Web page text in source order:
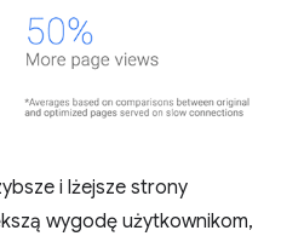
i lżejsze strony
wygodę użytkownikom,